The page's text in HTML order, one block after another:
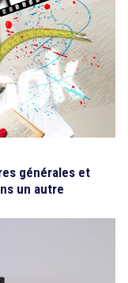
générales et
un autre